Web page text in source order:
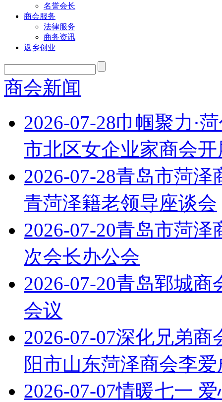
名誉会长
商会服务
法律服务
商务资讯
返乡创业
商会新闻
2026-07-28巾帼聚力·
市北区女企业家商会
2026-07-28青岛市菏泽
青菏泽籍老领导座谈会
2026-07-20青岛市菏泽
次会长办公会
2026-07-20青岛郓城商
会议
2026-07-07深化兄弟商
阳市山东菏泽商会李
2026-07-07情暖七一